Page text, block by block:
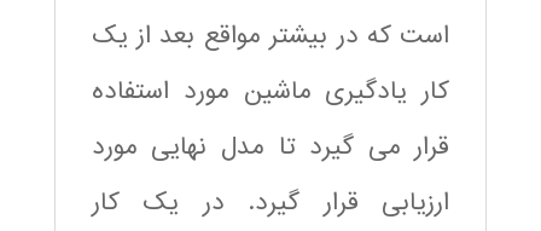
است که در بیشتر مواقع بعد از یک
کار یادگیری ماشین مورد استفاده
قرار می گیرد تا مدل نهایی مورد
ارزیابی قرار گیرد. در یک کار